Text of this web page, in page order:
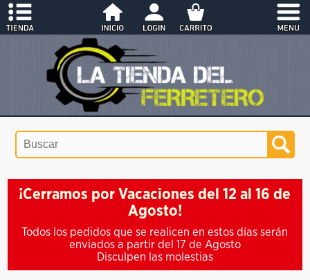
¡Cerramos por Vacaciones del 12 al 16 de
Agosto!
Todos los pedidos que se realicen en estos días serán
enviados a partir del 17 de Agosto
Disculpen las molestias